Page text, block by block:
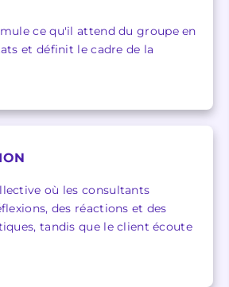
ce qu'il attend du groupe en
et définit le cadre de la
où les consultants
des réactions et des
tandis que le client écoute